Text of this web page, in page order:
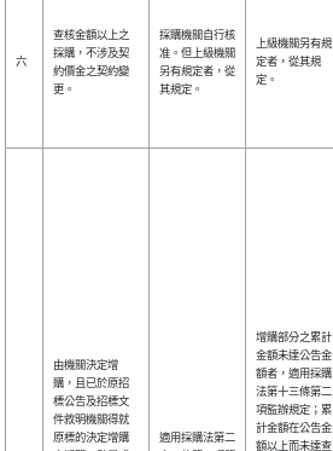
六
查核金額以上之
採購，不涉及契
約價金之契約變
更。
採購機關自行核
准。但上級機關
另有規定者，從
其規定。
上級機關另有規
定者，從其規
定。
由機關決定增
購，且已於原招
標公告及招標文
件敘明機關得就
原標的決定增購
適用採購法第二
增購部分之累計
金額未達公告金
額者，適用採購
法第十三條第二
項監辦規定；累
計金額在公告金
額以上而未達查